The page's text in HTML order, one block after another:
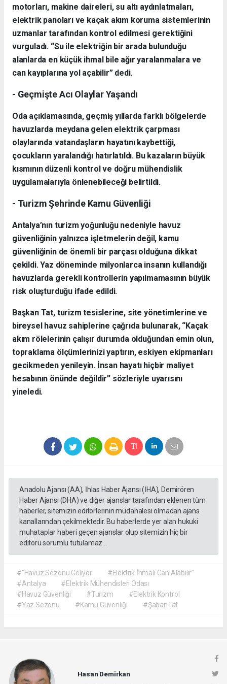
motorları, makine daireleri, su altı aydınlatmaları,
elektrik panoları ve kaçak akım koruma sistemlerinin
uzmanlar tarafından kontrol edilmesi gerektiğini
vurguladı. “Su ile elektriğin bir arada bulunduğu
alanlarda en küçük ihmal bile ağır yaralanmalara ve
can kayıplarına yol açabilir” dedi.
- Geçmişte Acı Olaylar Yaşandı
Oda açıklamasında, geçmiş yıllarda farklı bölgelerde
havuzlarda meydana gelen elektrik çarpması
olaylarında vatandaşların hayatını kaybettiği,
çocukların yaralandığı hatırlatıldı. Bu kazaların büyük
kısmının düzenli kontrol ve doğru mühendislik
uygulamalarıyla önlenebileceği belirtildi.
- Turizm Şehrinde Kamu Güvenliği
Antalya’nın turizm yoğunluğu nedeniyle havuz
güvenliğinin yalnızca işletmelerin değil, kamu
güvenliğinin de önemli bir parçası olduğuna dikkat
çekildi. Yaz döneminde milyonlarca insanın kullandığı
havuzlarda gerekli kontrollerin yapılmamasının büyük
risk oluşturduğu ifade edildi.
Başkan Tat, turizm tesislerine, site yönetimlerine ve
bireysel havuz sahiplerine çağrıda bulunarak, “Kaçak
akım rölelerinin çalışır durumda olduğundan emin olun,
topraklama ölçümlerinizi yaptırın, eskiyen ekipmanları
gecikmeden yenileyin. İnsan hayatı hiçbir maliyet
hesabının önünde değildir” sözleriyle uyarısını
yineledi.
Anadolu Ajansı (AA), İhlas Haber Ajansı (İHA), Demirören
Haber Ajansı (DHA) ve diğer ajanslar tarafından eklenen tüm
haberler, sitemizin editörlerinin müdahalesi olmadan ajans
kanallarından çekilmektedir. Bu haberlerde yer alan hukuki
muhataplar haberi geçen ajanslar olup sitemizin hiç bir
editörü sorumlu tutulamaz...
#“Havuz Sezonu Geliyor
#Elektrik İhmali Can Alabilir”
#Antalya
#Elektrik Mühendisleri Odası
#Havuz Güvenliği
#Turizm
#Elektrik Kontrol
#Yaz Sezonu
#Kamu Güvenliği #ŞabanTat
Hasan Demirkan